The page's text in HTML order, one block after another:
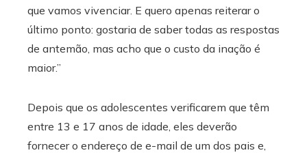
que vamos vivenciar. E quero apenas reiterar o
último ponto: gostaria de saber todas as respostas
de antemão, mas acho que o custo da inação é
maior.”
Depois que os adolescentes verificarem que têm
entre 13 e 17 anos de idade, eles deverão
fornecer o endereço de e-mail de um dos pais e,